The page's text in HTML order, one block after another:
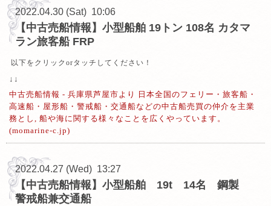
2022.04.30 (Sat) 10:06
【中古売船情報】小型船舶 19トン 108名 カタマ
ラン旅客船 FRP
以下をクリックorタッチしてください！
↓↓
中古売船情報 - 兵庫県芦屋市より 日本全国のフェリー・旅客船・
高速船・屋形船・警戒船・交通船などの中古船売買の仲介を主業
務とし, 船や海に関する様々なことを広くやっています。
(momarine-c.jp)
2022.04.27 (Wed) 13:27
【中古売船情報】小型船舶 19t 14名 鋼製
警戒船兼交通船